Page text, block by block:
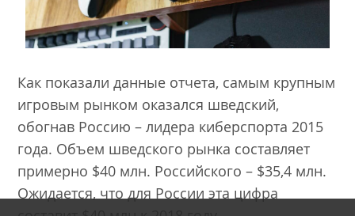
Как показали данные отчета, самым крупным
игровым рынком оказался шведский,
обогнав Россию – лидера киберспорта 2015
года. Объем шведского рынка составляет
примерно $40 млн. Российского – $35,4 млн.
Ожидается, что для России эта цифра